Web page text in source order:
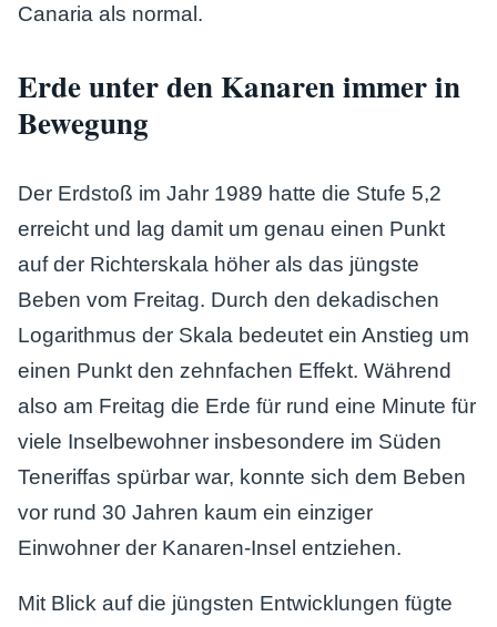
Canaria als normal.
Erde unter den Kanaren immer in
Bewegung
Der Erdstoß im Jahr 1989 hatte die Stufe 5,2
erreicht und lag damit um genau einen Punkt
auf der Richterskala höher als das jüngste
Beben vom Freitag. Durch den dekadischen
Logarithmus der Skala bedeutet ein Anstieg um
einen Punkt den zehnfachen Effekt. Während
also am Freitag die Erde für rund eine Minute für
viele Inselbewohner insbesondere im Süden
Teneriffas spürbar war, konnte sich dem Beben
vor rund 30 Jahren kaum ein einziger
Einwohner der Kanaren-Insel entziehen.
Mit Blick auf die jüngsten Entwicklungen fügte